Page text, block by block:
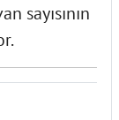
sayısının